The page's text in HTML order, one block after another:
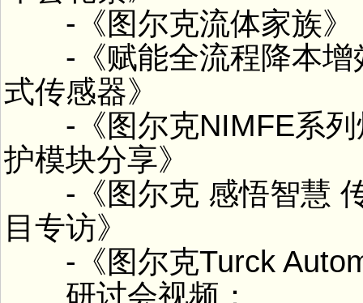
-《图尔克流体家族》
-《赋能全流程降本增
式传感器》
-《图尔克NIMFE系列
护模块分享》
-《图尔克 感悟智慧 传
目专访》
-《图尔克Turck
研讨会视频：